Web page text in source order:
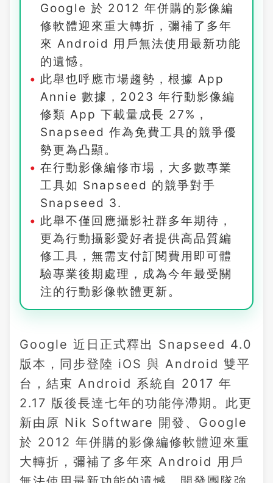
Google 於 2012 年併購的影像編
修軟體迎來重大轉折，彌補了多年
來 Android 用戶無法使用最新功能
的遺憾。
此舉也呼應市場趨勢，根據 App
Annie 數據，2023 年行動影像編
修類 App 下載量成長 27%，
Snapseed 作為免費工具的競爭優
勢更為凸顯。
在行動影像編修市場，大多數專業
工具如 Snapseed 的競爭對手
Snapseed 3.
此舉不僅回應攝影社群多年期待，
更為行動攝影愛好者提供高品質編
修工具，無需支付訂閱費用即可體
驗專業後期處理，成為今年最受關
注的行動影像軟體更新。
Google 近日正式釋出 Snapseed 4.0
版本，同步登陸 iOS 與 Android 雙平
台，結束 Android 系統自 2017 年
2.17 版後長達七年的功能停滯期。此更
新由原 Nik Software 開發、Google
於 2012 年併購的影像編修軟體迎來重
大轉折，彌補了多年來 Android 用戶